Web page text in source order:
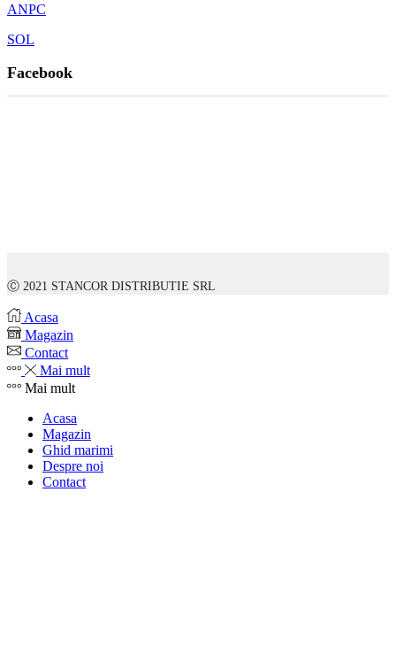
ANPC
SOL
Facebook
Ⓒ 2021 STANCOR DISTRIBUTIE SRL
Acasa
Magazin
Contact
Mai mult
Mai mult
Acasa
Magazin
Ghid marimi
Despre noi
Contact